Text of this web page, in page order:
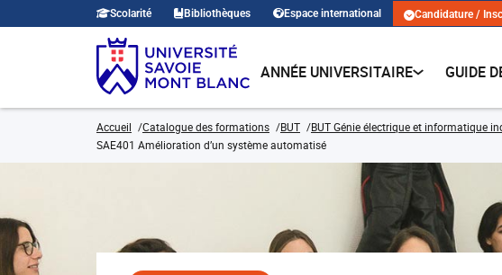
Scolarité Bibliothèques Espace international Candidature /
ANNÉE UNIVERSITAIRE GUIDE
Accueil Catalogue des formations BUT BUT Génie électrique et informatique
SAE401 Amélioration d’un système automatisé